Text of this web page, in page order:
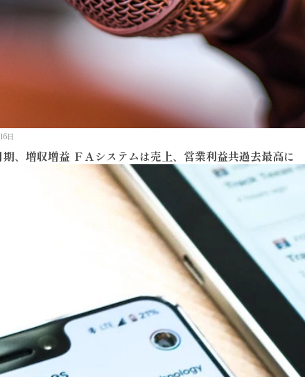
日
、増収増益 ＦＡシステムは売上、営業利益共過去最高に